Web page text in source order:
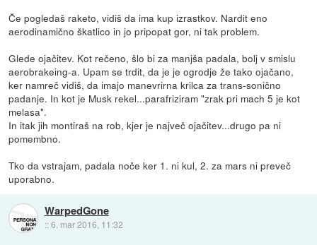
Če pogledaš raketo, vidiš da ima kup izrastkov. Nardit eno
aerodinamično škatlico in jo pripopat gor, ni tak problem.
Glede ojačitev. Kot rečeno, šlo bi za manjša padala, bolj v smislu
aerobrakeing-a. Upam se trdit, da je je ogrodje že tako ojačano,
ker namreč vidiš, da imajo manevrirna krilca za trans-sonično
padanje. In kot je Musk rekel...parafriziram "zrak pri mach 5 je kot
melasa".
In itak jih montiraš na rob, kjer je največ ojačitev...drugo pa ni
pomembno.
Tko da vstrajam, padala noče ker 1. ni kul, 2. za mars ni preveč
uporabno.
WarpedGone
::6. mar 2016, 11:32